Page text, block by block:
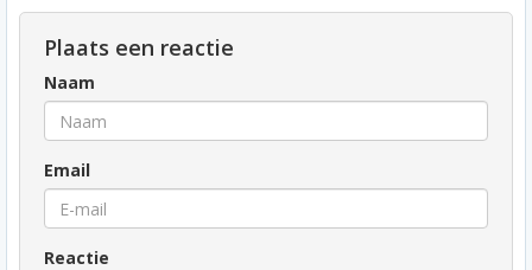
Plaats een reactie
Naam
Email
Reactie